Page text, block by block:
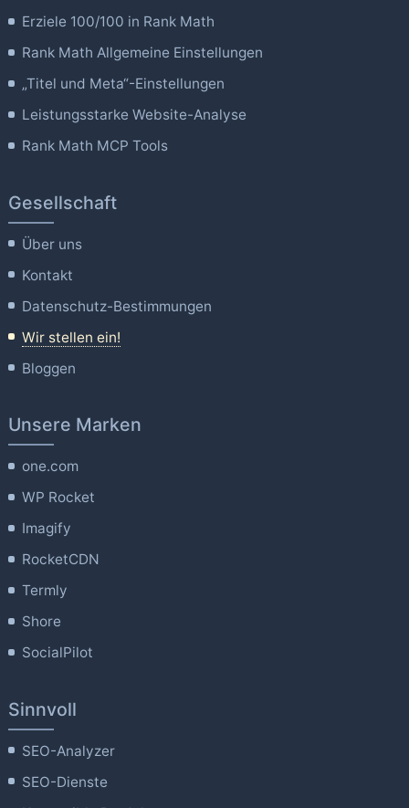
Erziele 100/100 in Rank Math
Rank Math Allgemeine Einstellungen
„Titel und Meta“-Einstellungen
Leistungsstarke Website-Analyse
Rank Math MCP Tools
Gesellschaft
Über uns
Kontakt
Datenschutz-Bestimmungen
Wir stellen ein!
Bloggen
Unsere Marken
one.com
WP Rocket
Imagify
RocketCDN
Termly
Shore
SocialPilot
Sinnvoll
SEO-Analyzer
SEO-Dienste